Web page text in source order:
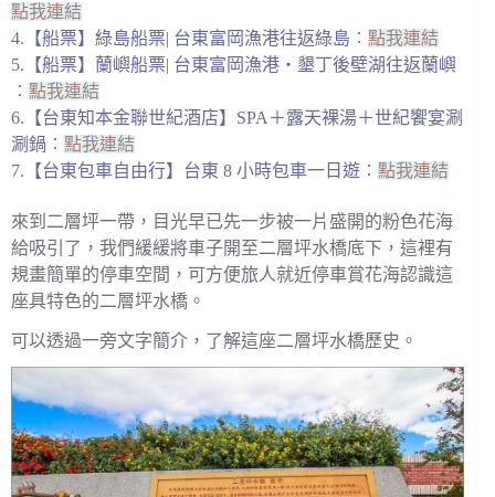
點我連結
4. 【船票】綠島船票| 台東富岡漁港往返綠島 ︰ 點我連結
5. 【船票】蘭嶼船票| 台東富岡漁港・墾丁後壁湖往返蘭嶼
︰ 點我連結
6. 【台東知本金聯世紀酒店】SPA＋露天裸湯＋世紀饗宴涮
涮鍋 ︰ 點我連結
7. 【台東包車自由行】台東 8 小時包車一日遊 ︰ 點我連結
來到二層坪一帶，目光早已先一步被一片盛開的粉色花海
給吸引了，我們緩緩將車子開至二層坪水橋底下，這裡有
規畫簡單的停車空間，可方便旅人就近停車賞花海認識這
座具特色的二層坪水橋。
可以透過一旁文字簡介，了解這座二層坪水橋歷史。